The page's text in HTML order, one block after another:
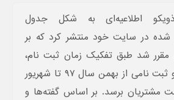
اطلاعیه‌ای به شکل جدول
شده در سایت خود منتشر کرد که بر
شد طبق تفکیک زمان ثبت نام،
این خودرو ثبت نامی از بهمن سال ۹۷ تا شهریور
مشتریان برسد. بر اساس گفته‌ها و